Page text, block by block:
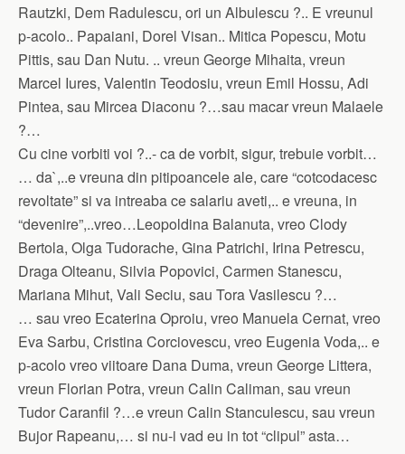
Rautzki, Dem Radulescu, ori un Albulescu ?.. E vreunul
p-acolo.. Papaiani, Dorel Visan.. Mitica Popescu, Motu
Pittis, sau Dan Nutu. .. vreun George Mihaita, vreun
Marcel Iures, Valentin Teodosiu, vreun Emil Hossu, Adi
Pintea, sau Mircea Diaconu ?…sau macar vreun Malaele
?…
Cu cine vorbiti voi ?..- ca de vorbit, sigur, trebuie vorbit…
… da`,..e vreuna din pitipoancele ale, care “cotcodacesc
revoltate” si va intreaba ce salariu aveti,.. e vreuna, in
“devenire”,..vreo…Leopoldina Balanuta, vreo Clody
Bertola, Olga Tudorache, Gina Patrichi, Irina Petrescu,
Draga Olteanu, Silvia Popovici, Carmen Stanescu,
Mariana Mihut, Vali Seciu, sau Tora Vasilescu ?…
… sau vreo Ecaterina Oproiu, vreo Manuela Cernat, vreo
Eva Sarbu, Cristina Corciovescu, vreo Eugenia Voda,.. e
p-acolo vreo viitoare Dana Duma, vreun George Littera,
vreun Florian Potra, vreun Calin Caliman, sau vreun
Tudor Caranfil ?…e vreun Calin Stanculescu, sau vreun
Bujor Rapeanu,… si nu-i vad eu in tot “clipul” asta…